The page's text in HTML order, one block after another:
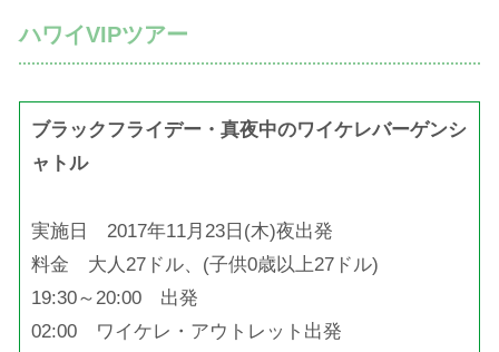
ハワイVIPツアー
ブラックフライデー・真夜中のワイケレバーゲンシ
ャトル
実施日 2017年11月23日(木)夜出発
料金 大人27ドル、(子供0歳以上27ドル)
19:30～20:00 出発
02:00 ワイケレ・アウトレット出発